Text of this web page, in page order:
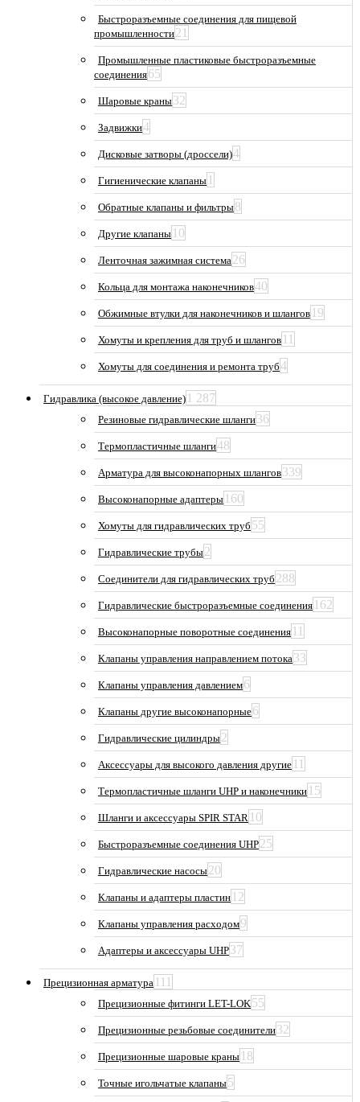
Быстроразъемные соединения для пищевой
промышленности21
Промышленные пластиковые быстроразъемные
соединения65
Шаровые краны32
Задвижки4
Дисковые затворы (дроссели)4
Гигиенические клапаны 1
Обратные клапаны и фильтры8
Другие клапаны 10
Ленточная зажимная система26
Кольца для монтажа наконечников40
Обжимные втулки для наконечников и шлангов 19
Хомуты и крепления для труб и шлангов 11
Хомуты для соединения и ремонта труб4
Гидравлика (высокое давление) 1 287
Резиновые гидравлические шланги36
Термопластичные шланги48
Арматура для высоконапорных шлангов339
Высоконапорные адаптеры 160
Хомуты для гидравлических труб 55
Гидравлические трубы2
Соединители для гидравлических труб 288
Гидравлические быстроразъемные соединения 162
Высоконапорные поворотные соединения 11
Клапаны управления направлением потока33
Клапаны управления давлением6
Клапаны другие высоконапорные6
Гидравлические цилиндры2
Аксессуары для высокого давления другие 11
Термопластичные шланги UHP и наконечники 15
Шланги и аксессуары SPIR STAR 10
Быстроразъемные соединения UHP25
Гидравлические насосы20
Клапаны и адаптеры пластин 12
Клапаны управления расходом9
Адаптеры и аксессуары UHP37
Прецизионная арматура 111
Прецизионные фитинги LET-LOK55
Прецизионные резьбовые соединители32
Прецизионные шаровые краны 18
Точные игольчатые клапаны5